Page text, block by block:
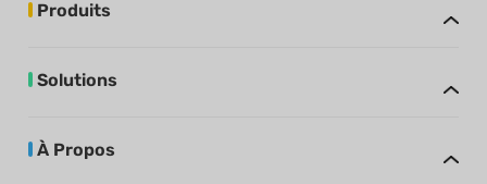
Produits
Solutions
À Propos